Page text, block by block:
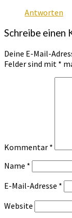
Antworten
Schreibe einen
Deine E-Mail-
Felder sind mit *
Kommentar *
Name *
E-Mail-Adresse *
Website